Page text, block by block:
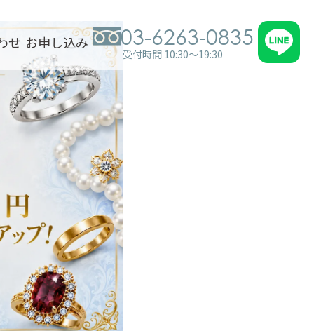
せ お申し込み 03-6263-0835
受付時間 10:30～19:30